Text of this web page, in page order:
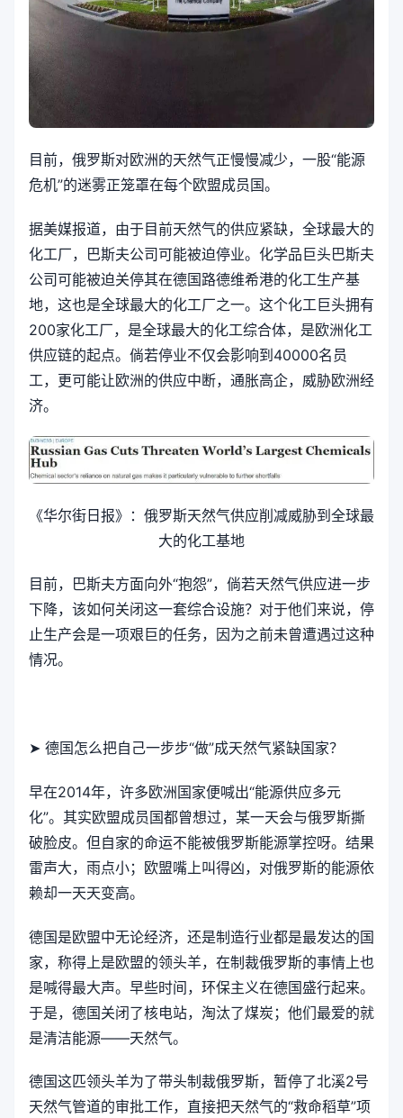
目前，俄罗斯对欧洲的天然气正慢慢减少，一股“能源
危机”的迷雾正笼罩在每个欧盟成员国。
据美媒报道，由于目前天然气的供应紧缺，全球最大的
化工厂，巴斯夫公司可能被迫停业。化学品巨头巴斯夫
公司可能被迫关停其在德国路德维希港的化工生产基
地，这也是全球最大的化工厂之一。这个化工巨头拥有
200家化工厂，是全球最大的化工综合体，是欧洲化工
供应链的起点。倘若停业不仅会影响到40000名员
工，更可能让欧洲的供应中断，通胀高企，威胁欧洲经
济。
《华尔街日报》：俄罗斯天然气供应削减威胁到全球最
大的化工基地
目前，巴斯夫方面向外“抱怨”，倘若天然气供应进一步
下降，该如何关闭这一套综合设施？对于他们来说，停
止生产会是一项艰巨的任务，因为之前未曾遭遇过这种
情况。
➤ 德国怎么把自己一步步“做”成天然气紧缺国家？
早在2014年，许多欧洲国家便喊出“能源供应多元
化”。其实欧盟成员国都曾想过，某一天会与俄罗斯撕
破脸皮。但自家的命运不能被俄罗斯能源掌控呀。结果
雷声大，雨点小；欧盟嘴上叫得凶，对俄罗斯的能源依
赖却一天天变高。
德国是欧盟中无论经济，还是制造行业都是最发达的国
家，称得上是欧盟的领头羊，在制裁俄罗斯的事情上也
是喊得最大声。早些时间，环保主义在德国盛行起来。
于是，德国关闭了核电站，淘汰了煤炭；他们最爱的就
是清洁能源——天然气。
德国这匹领头羊为了带头制裁俄罗斯，暂停了北溪2号
天然气管道的审批工作，直接把天然气的“救命稻草”项